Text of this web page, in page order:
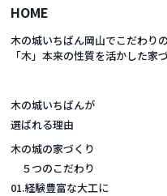
HOME
木の城いちばん岡山でこだわり
「木」本来の性質を活かした家
木の城いちばんが
選ばれる理由
木の城の家づくり
５つのこだわり
01.経験豊富な大工に